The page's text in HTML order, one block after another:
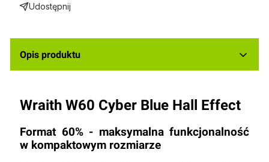
Udostępnij
Opis produktu
Wraith W60 Cyber Blue Hall Effect
Format 60% - maksymalna funkcjonalność
w kompaktowym rozmiarze